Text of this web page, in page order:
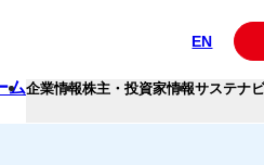
EN
ム企業情報株主・投資家情報サステナ